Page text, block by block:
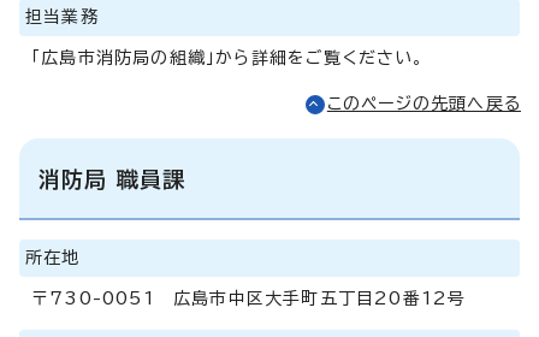
担当業務
「広島市消防局の組織」から詳細をご覧ください。
このページの先頭へ戻る
消防局 職員課
所在地
〒730-0051 広島市中区大手町五丁目20番12号